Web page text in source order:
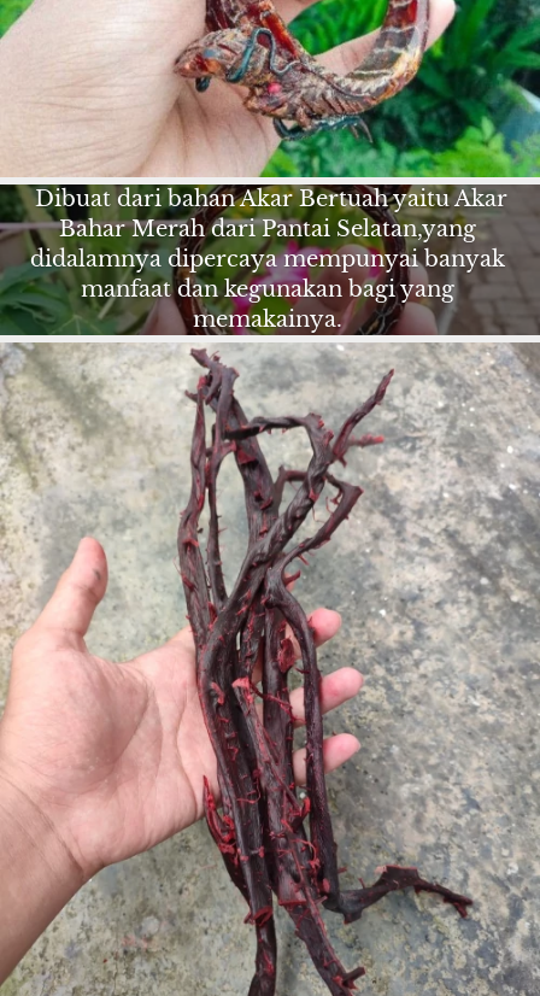
Dibuat dari bahan Akar Bertuah yaitu Akar
Bahar Merah dari Pantai Selatan,yang
didalamnya dipercaya mempunyai banyak
manfaat dan kegunakan bagi yang
memakainya.